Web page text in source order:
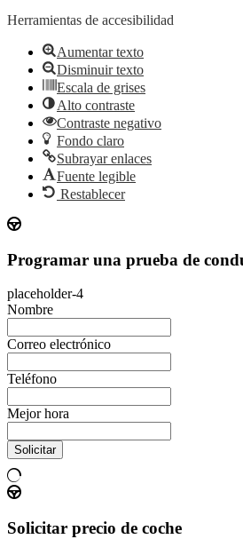
Herramientas de accesibilidad
Aumentar texto
Disminuir texto
Escala de grises
Alto contraste
Contraste negativo
Fondo claro
Subrayar enlaces
Fuente legible
Restablecer
Programar una prueba de
placeholder-4
Nombre
Correo electrónico
Teléfono
Mejor hora
Solicitar
Solicitar precio de coche